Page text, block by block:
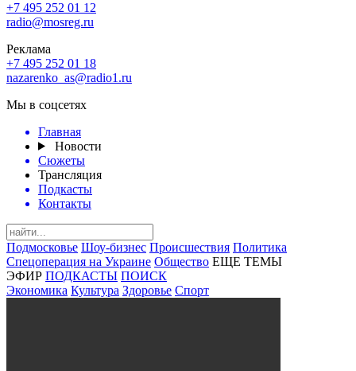
+7 495 252 01 12
radio@mosreg.ru
Реклама
+7 495 252 01 18
nazarenko_as@radio1.ru
Мы в соцсетях
Главная
Новости
Сюжеты
Трансляция
Подкасты
Контакты
Подмосковье Шоу-бизнес Происшествия Политика
Спецоперация на Украине Общество ЕЩЕ ТЕМЫ
ЭФИР ПОДКАСТЫ ПОИСК
Экономика Культура Здоровье Спорт